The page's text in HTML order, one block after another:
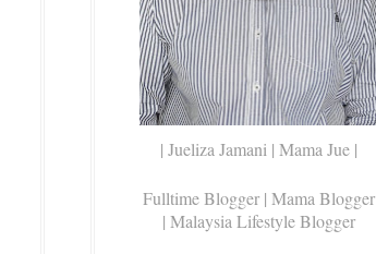
| Jueliza Jamani | Mama Jue |
Fulltime Blogger | Mama Blogger
| Malaysia Lifestyle Blogger